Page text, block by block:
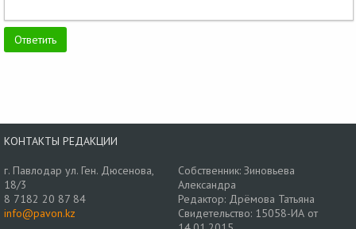
КОНТАКТЫ РЕДАКЦИИ
г. Павлодар ул. Ген. Дюсенова,
18/3
8 7182 20 87 84
info@pavon.kz
Собственник: Зиновьева
Александра
Редактор: Дрёмова Татьяна
Свидетельство: 15058-ИА от